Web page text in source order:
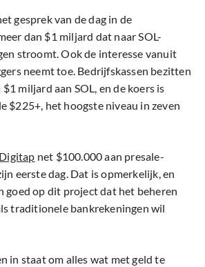
gesprek van de dag in de
dan $1 miljard dat naar SOL-
stroomt. Ook de interesse vanuit
neemt toe. Bedrijfskassen bezitten
miljard aan SOL, en de koers is
$225+, het hoogste niveau in zeven
Digitap net $100.000 aan presale-
eerste dag. Dat is opmerkelijk, en
goed op dit project dat het beheren
traditionele bankrekeningen wil
in staat om alles wat met geld te